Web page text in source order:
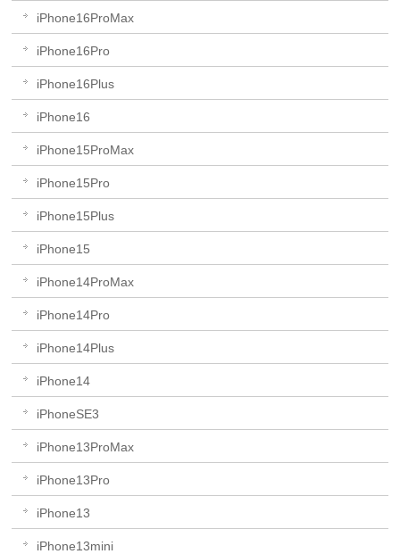
iPhone16ProMax
iPhone16Pro
iPhone16Plus
iPhone16
iPhone15ProMax
iPhone15Pro
iPhone15Plus
iPhone15
iPhone14ProMax
iPhone14Pro
iPhone14Plus
iPhone14
iPhoneSE3
iPhone13ProMax
iPhone13Pro
iPhone13
iPhone13mini